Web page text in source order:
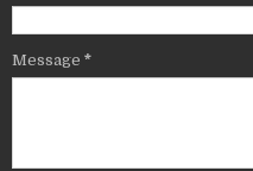
Message *